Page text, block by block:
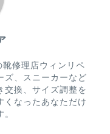
修理店ウィンリペ
ズ、スニーカーなど
交換、サイズ調整を
くなったあなただけ